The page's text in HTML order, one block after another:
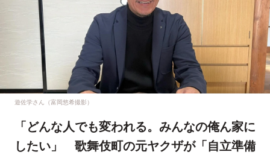
遊佐学さん（富岡悠希撮影）
「どんな人でも変われる。みんなの俺ん家に
したい」 歌舞伎町の元ヤクザが「自立準備